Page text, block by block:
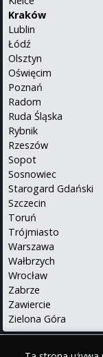
Kraków
Lublin
Łódź
Olsztyn
Oświęcim
Poznań
Radom
Ruda Śląska
Rybnik
Rzeszów
Sopot
Sosnowiec
Starogard Gdański
Szczecin
Toruń
Trójmiasto
Warszawa
Wałbrzych
Wrocław
Zabrze
Zawiercie
Zielona Góra
O serwisie•